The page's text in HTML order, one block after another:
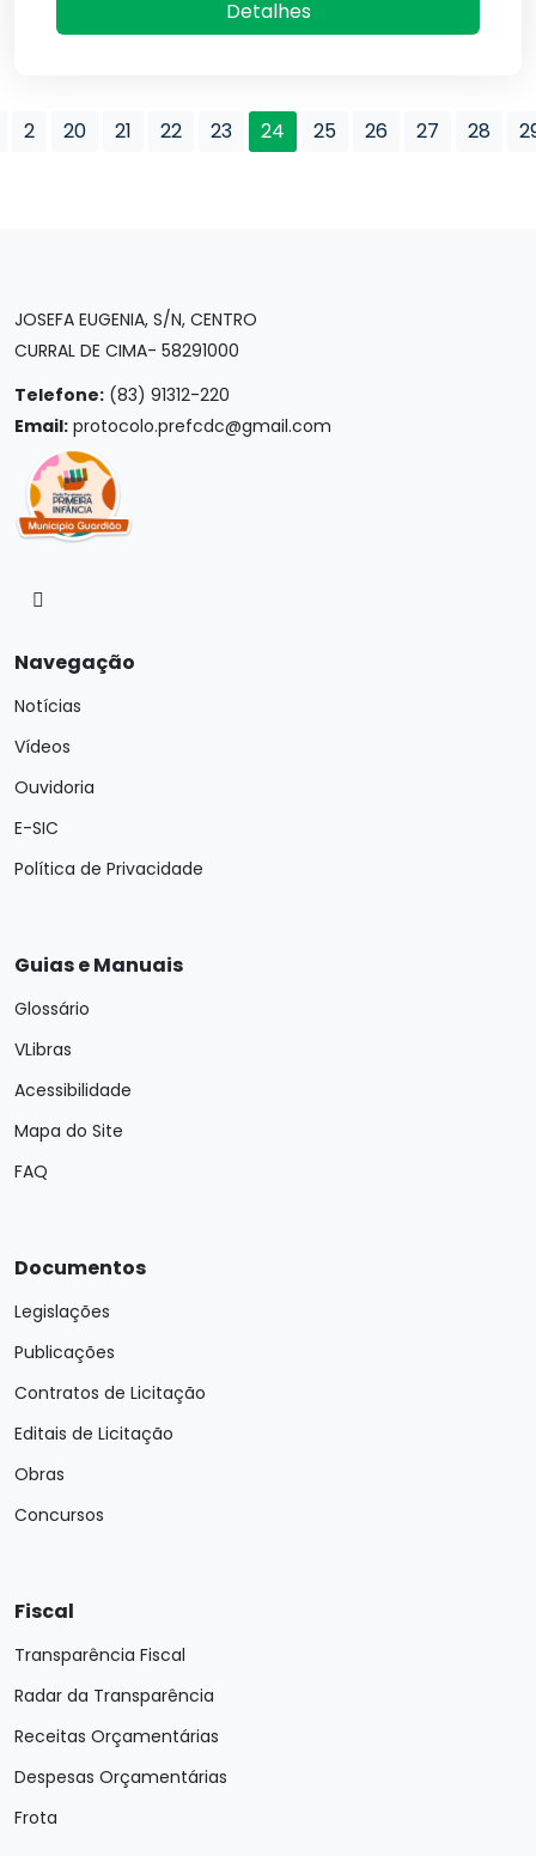
Detalhes
2 20 21 22 23 24 25 26 27 28
JOSEFA EUGENIA, S/N, CENTRO
CURRAL DE CIMA- 58291000
Telefone: (83) 91312-220
Email: protocolo.prefcdc@gmail.com
Navegação
Notícias
Vídeos
Ouvidoria
E-SIC
Política de Privacidade
Guias e Manuais
Glossário
VLibras
Acessibilidade
Mapa do Site
FAQ
Documentos
Legislações
Publicações
Contratos de Licitação
Editais de Licitação
Obras
Concursos
Fiscal
Transparência Fiscal
Radar da Transparência
Receitas Orçamentárias
Despesas Orçamentárias
Frota